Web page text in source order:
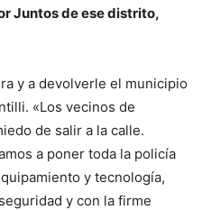
Juntos de ese distrito,
y a devolverle el municipio
«Los vecinos de
de salir a la calle.
a poner toda la policía
y tecnología,
y con la firme